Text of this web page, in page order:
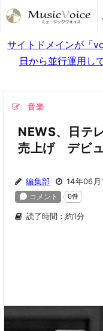
サイトドメインが「
日から並行運用し
音楽
NEWS、日テ
売上げ デビ
編集部 14年06
読了時間：約1分